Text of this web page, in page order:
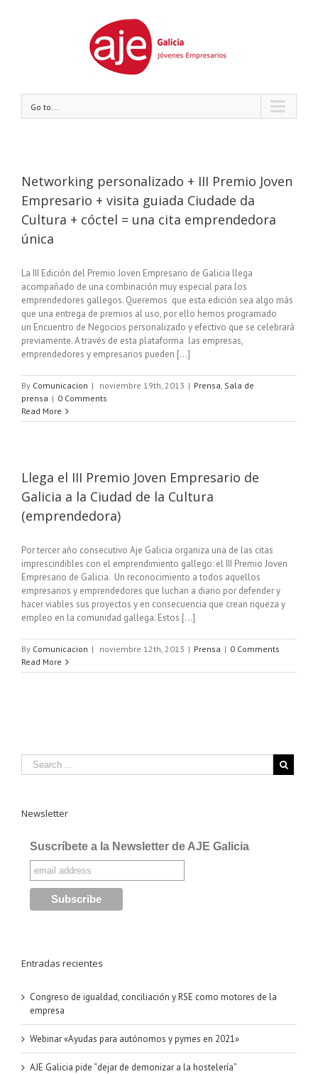
Go to...
Networking personalizado + III Premio Joven
Empresario + visita guiada Ciudade da
Cultura + cóctel = una cita emprendedora
única
La III Edición del Premio Joven Empresario de Galicia llega
acompañado de una combinación muy especial para los
emprendedores gallegos. Queremos que esta edición sea algo más
que una entrega de premios al uso, por ello hemos programado
un Encuentro de Negocios personalizado y efectivo que se celebrará
previamente. A través de esta plataforma las empresas,
emprendedores y empresarios pueden [...]
By Comunicacion | noviembre 19th, 2013 | Prensa, Sala de
prensa | 0 Comments
Read More
Llega el III Premio Joven Empresario de
Galicia a la Ciudad de la Cultura
(emprendedora)
Por tercer año consecutivo Aje Galicia organiza una de las citas
imprescindibles con el emprendimiento gallego: el III Premio Joven
Empresario de Galicia. Un reconocimiento a todos aquellos
empresarios y emprendedores que luchan a diario por defender y
hacer viables sus proyectos y en consecuencia que crean riqueza y
empleo en la comunidad gallega. Estos [...]
By Comunicacion | noviembre 12th, 2013 | Prensa | 0 Comments
Read More
Newsletter
Suscríbete a la Newsletter de AJE Galicia
Entradas recientes
Congreso de igualdad, conciliación y RSE como motores de la
empresa
Webinar «Ayudas para autónomos y pymes en 2021»
AJE Galicia pide “dejar de demonizar a la hostelería”